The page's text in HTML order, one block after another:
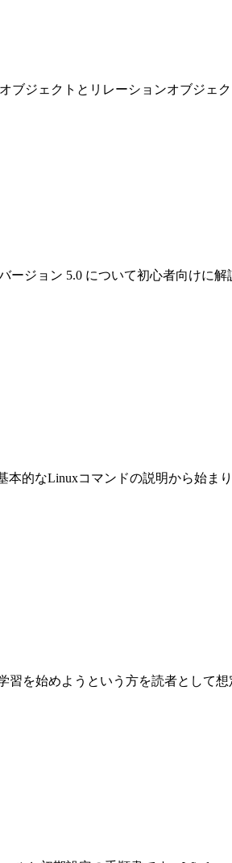
ブジェクトとリレーションオブジェク
ージョン 5.0 について初心者向けに
的なLinuxコマンドの説明から始ま
を始めようという方を読者として想